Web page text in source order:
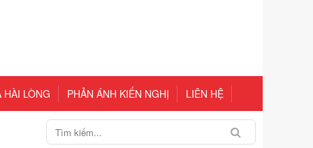
HÀI LÒNG PHẢN ÁNH KIẾN NGHỊ LIÊN HỆ